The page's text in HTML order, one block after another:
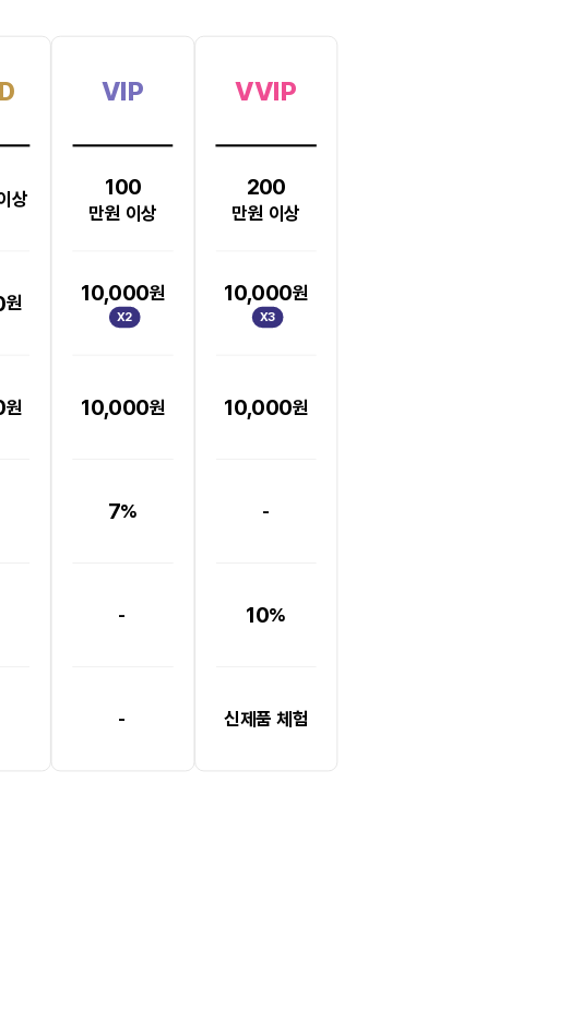
상
원
원
VIP
100
만원 이상
10,000원
X2
10,000원
7%
-
-
VVIP
200
만원 이상
10,000원
X3
10,000원
-
10%
신제품 체험